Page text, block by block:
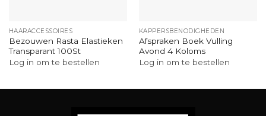
HAARACCESSOIRES
Bezouwen Rasta Elastieken
Transparant 100St
Log in om te bestellen
KAPPERSBENODIGHEDEN
Afspraken Boek Vulling
Avond 4 Koloms
Log in om te bestellen